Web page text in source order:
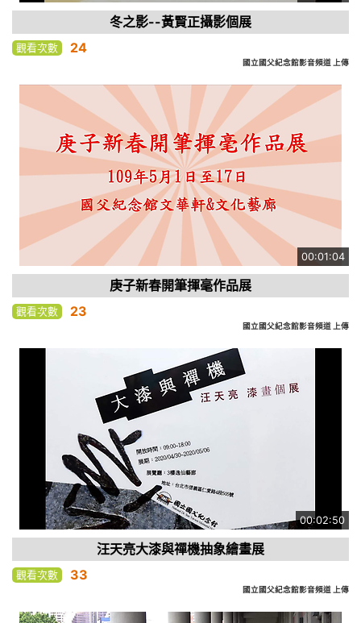
冬之影--黃賢正攝影個展
觀看次數 24
國立國父紀念館影音頻道 上傳
00:01:04
庚子新春開筆揮毫作品展
觀看次數 23
國立國父紀念館影音頻道 上傳
00:02:50
汪天亮大漆與禪機抽象繪畫展
觀看次數 33
國立國父紀念館影音頻道 上傳